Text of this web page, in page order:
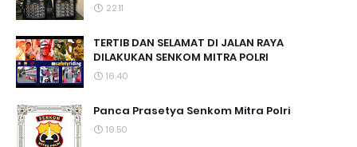
22.11
TERTIB DAN SELAMAT DI JALAN RAYA
DILAKUKAN SENKOM MITRA POLRI
16.40
Panca Prasetya Senkom Mitra Polri
19.50